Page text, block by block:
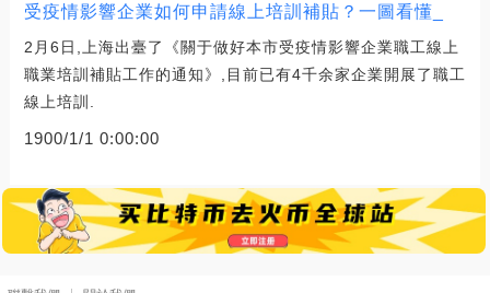
受疫情影響企業如何申請線上培訓補貼？一圖看懂_
2月6日,上海出臺了《關于做好本市受疫情影響企業職工線上
職業培訓補貼工作的通知》,目前已有4千余家企業開展了職工
線上培訓.
1900/1/1 0:00:00